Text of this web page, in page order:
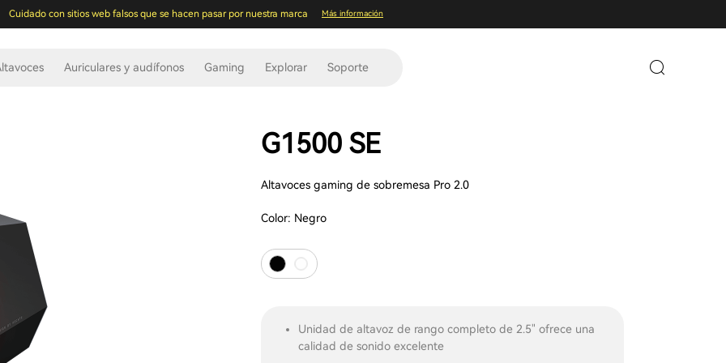
Cuidado con sitios web falsos que se hacen pasar por nuestra marca Más información
Auriculares y audífonos Gaming Explorar Soporte
G1500 SE
Altavoces gaming de sobremesa Pro 2.0
Color: Negro
Unidad de altavoz de rango completo de 2.5" ofrece una
calidad de sonido excelente